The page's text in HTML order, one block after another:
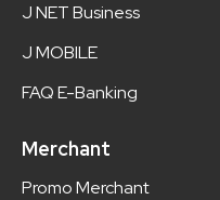
J NET Business
J MOBILE
FAQ E-Banking
Merchant
Promo Merchant